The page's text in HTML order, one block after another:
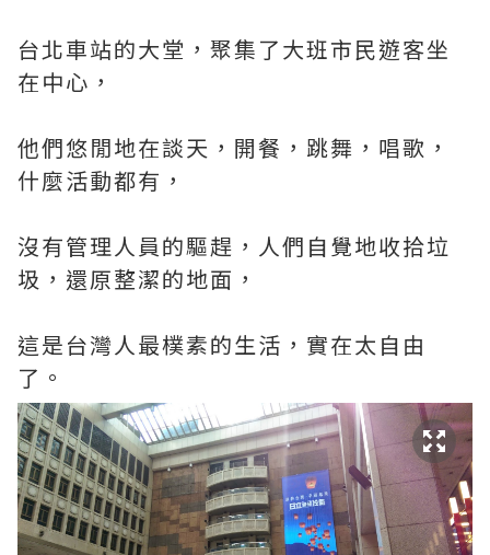
台北車站的大堂，聚集了大班市民遊客坐
在中心，
他們悠閒地在談天，開餐，跳舞，唱歌，
什麼活動都有，
沒有管理人員的驅趕，人們自覺地收拾垃
圾，還原整潔的地面，
這是台灣人最樸素的生活，實在太自由
了。